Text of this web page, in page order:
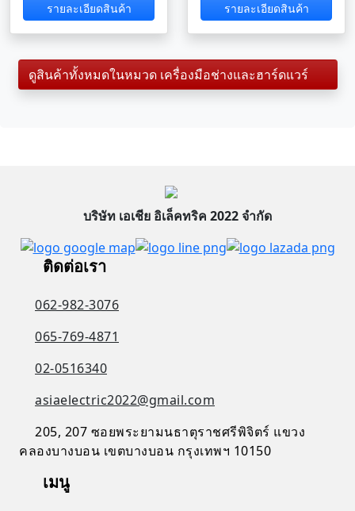
รายละเอียดสินค้า
รายละเอียดสินค้า
ดูสินค้าทั้งหมดในหมวด เครื่องมือช่างและฮาร์ดแวร์
บริษัท เอเชีย อิเล็คทริค 2022 จำกัด
ติดต่อเรา
062-982-3076
065-769-4871
02-0516340
asiaelectric2022@gmail.com
205, 207 ซอยพระยามนธาตุราชศรีพิจิตร์ แขวง
คลองบางบอน เขตบางบอน กรุงเทพฯ 10150
เมนู